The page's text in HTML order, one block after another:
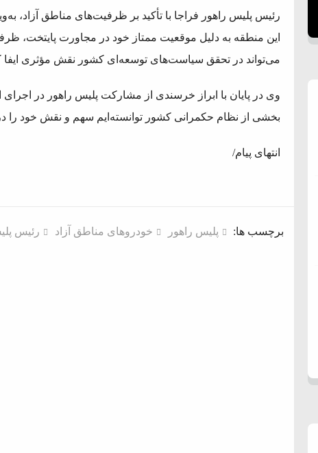
رئیس پلیس راهور فراجا با تأکید بر ظرفیت‌های مناطق آزاد،
این منطقه به دلیل موقعیت ممتاز خود در مجاورت پایتخت،
می‌تواند در تحقق سیاست‌های توسعه‌ای کشور نقش مؤثری ایفا
وی در پایان با ابراز خرسندی از مشارکت پلیس راهور در
بخشی از نظام حکمرانی کشور توانسته‌ایم سهم و نقش خود را در
انتهای پیام/
برچسب ها: پلیس راهور خودروهای مناطق آزاد رئیس